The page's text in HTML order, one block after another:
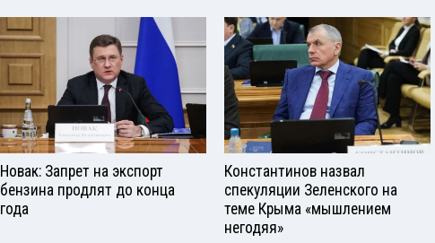
Новак: Запрет на экспорт
бензина продлят до конца
года
Константинов назвал
спекуляции Зеленского на
теме Крыма «мышлением
негодяя»